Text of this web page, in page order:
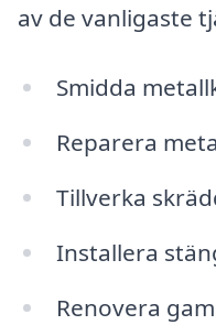
av de vanligaste
Smidda
Reparera
Tillverka
Installera
Renovera